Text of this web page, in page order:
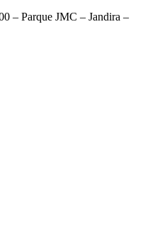
– Parque JMC – Jandira –